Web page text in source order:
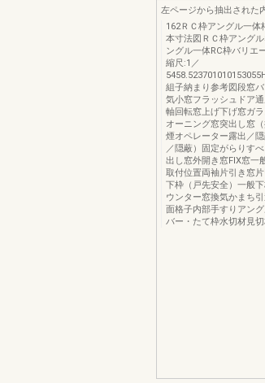
左ページから抽出された
162ＲＣ枠アングル一
本寸法図ＲＣ枠アング
ングル一体RC枠バリエ
縮尺:1／
組子納まり参考図段窓
気小窓フラッシュドア
軸回転窓上げ下げ窓ガ
オーニング窓突出し窓
煙オペレーター露出／
／隠蔽）固定がらりす
出し窓外開き窓FIX窓一
取付位置両袖片引き窓
下枠（戸先安全）一般
ウンター窓換気かまち
面格子内部手すりアン
バー・たて枠水切材見